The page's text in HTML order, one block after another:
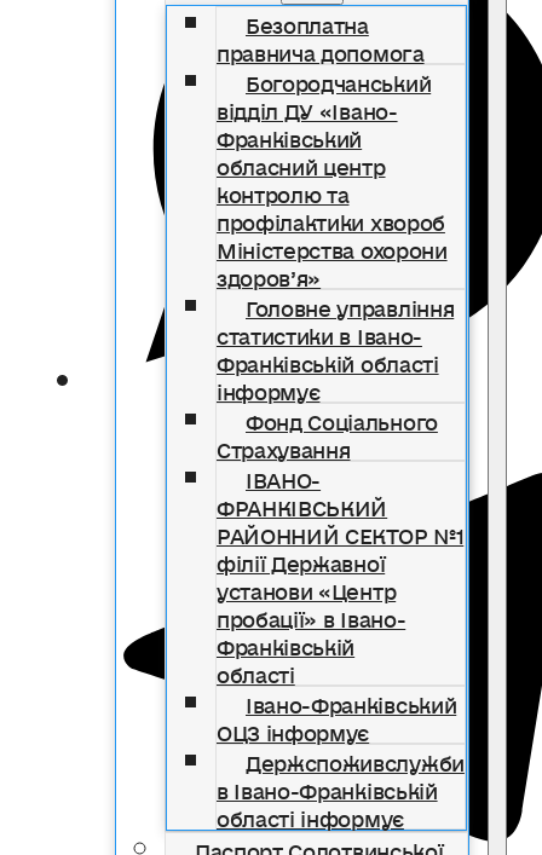
Безоплатна
правнича допомога
Богородчанський
відділ ДУ «Івано-
Франківський
обласний центр
контролю та
профілактики хвороб
Міністерства охорони
здоров’я»
Головне управління
статистики в Івано-
Франківській області
інформує
Фонд Соціального
Страхування
ІВАНО-
ФРАНКІВСЬКИЙ
РАЙОННИЙ СЕКТОР №1
філії Державної
установи «Центр
пробації» в Івано-
Франківській
області
Івано-Франківський
ОЦЗ інформує
Держспоживслужби
в Івано-Франківській
області інформує
Паспорт Солотвинської